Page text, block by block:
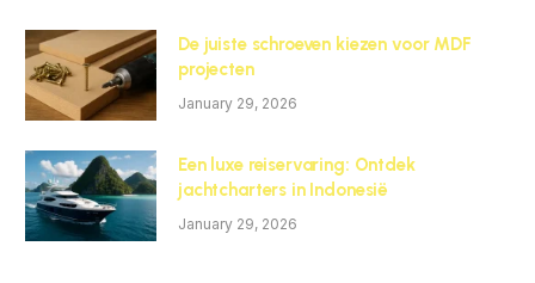
De juiste schroeven kiezen voor MDF
projecten
January 29, 2026
Een luxe reiservaring: Ontdek
jachtcharters in Indonesië
January 29, 2026